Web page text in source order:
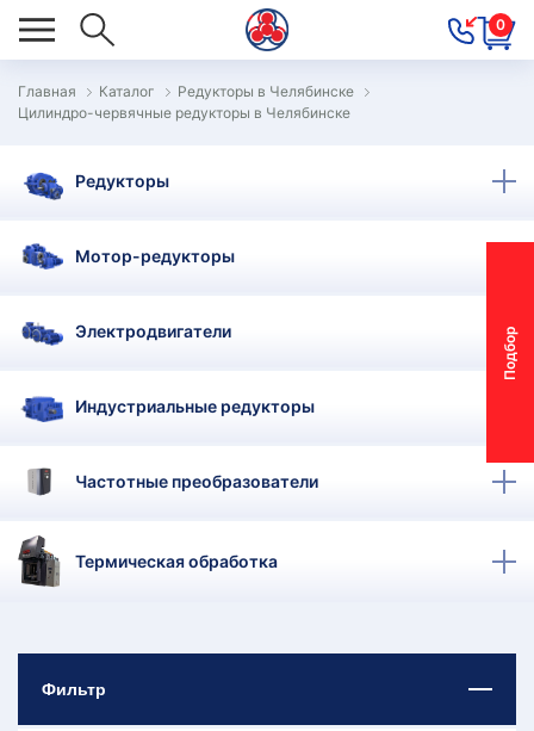
0
П
о
д
б
о
р
м
о
т
о
р
-
р
е
д
у
к
т
о
р
Главная Каталог
Редукторы в Челябинске
Цилиндро-червячные редукторы в Челябинске
Редукторы
Мотор-редукторы
Электродвигатели
Индустриальные редукторы
Частотные преобразователи
Термическая обработка
Фильтр